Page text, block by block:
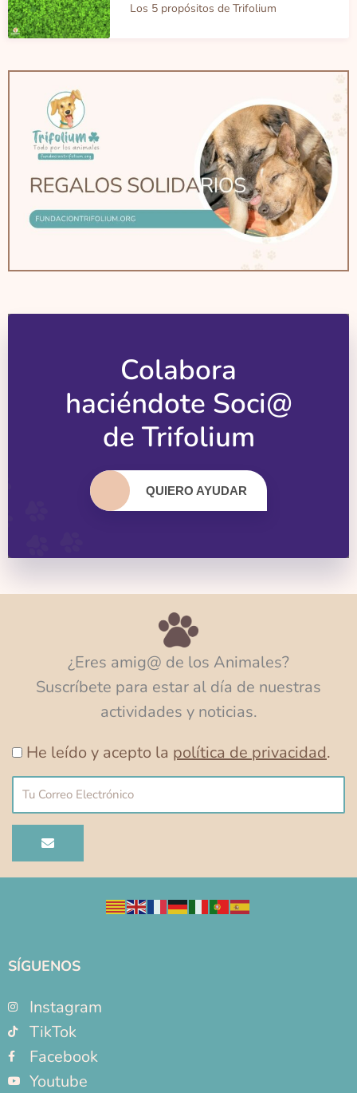
Los 5 propósitos de Trifolium
Colabora
haciéndote Soci@
de Trifolium
QUIERO AYUDAR
¿Eres amig@ de los Animales?
Suscríbete para estar al día de nuestras
actividades y noticias.
He leído y acepto la política de privacidad.
Correo
electrónico
ENVIAR
SÍGUENOS
Instagram
TikTok
Facebook
Youtube